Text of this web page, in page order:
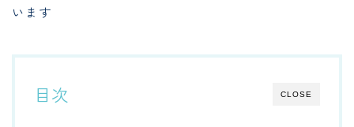
います
CLOSE
目次